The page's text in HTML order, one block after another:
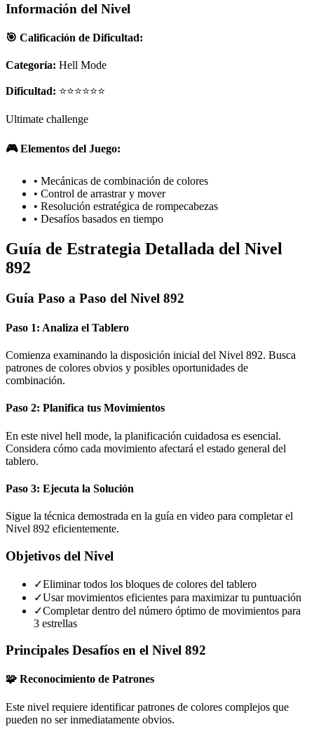
Información del Nivel
🎯 Calificación de Dificultad:
Categoría: Hell Mode
Dificultad: ⭐⭐⭐⭐⭐⭐
Ultimate challenge
🎮 Elementos del Juego:
• Mecánicas de combinación de colores
• Control de arrastrar y mover
• Resolución estratégica de rompecabezas
• Desafíos basados en tiempo
Guía de Estrategia Detallada del Nivel
892
Guía Paso a Paso del Nivel 892
Paso 1: Analiza el Tablero
Comienza examinando la disposición inicial del Nivel 892. Busca
patrones de colores obvios y posibles oportunidades de
combinación.
Paso 2: Planifica tus Movimientos
En este nivel hell mode, la planificación cuidadosa es esencial.
Considera cómo cada movimiento afectará el estado general del
tablero.
Paso 3: Ejecuta la Solución
Sigue la técnica demostrada en la guía en video para completar el
Nivel 892 eficientemente.
Objetivos del Nivel
✓Eliminar todos los bloques de colores del tablero
✓Usar movimientos eficientes para maximizar tu puntuación
✓Completar dentro del número óptimo de movimientos para
3 estrellas
Principales Desafíos en el Nivel 892
🧩 Reconocimiento de Patrones
Este nivel requiere identificar patrones de colores complejos que
pueden no ser inmediatamente obvios.